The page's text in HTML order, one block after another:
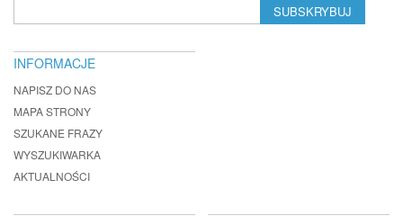
SUBSKRYBUJ
INFORMACJE
NAPISZ DO NAS
MAPA STRONY
SZUKANE FRAZY
WYSZUKIWARKA
AKTUALNOŚCI